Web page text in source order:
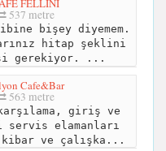
FELLİNİ
537 metre
bişey diyemem.
hitap şeklini
gerekiyor. ...
Cafe&Bar
563 metre
giriş ve
servis elamanları
ve çalışka...